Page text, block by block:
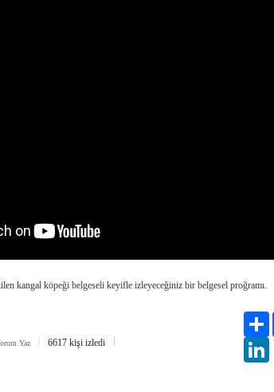
kangal köpeği belgeseli keyifle izleyeceğiniz bir belgesel proğramı.
Yaz 6617 kişi izledi